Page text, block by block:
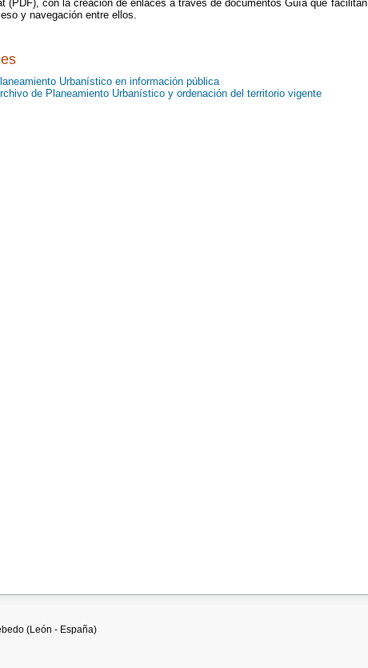
(PDF), con la creación de enlaces a través de documentos Guía que facilitan
y navegación entre ellos.
Urbanístico en información pública
de Planeamiento Urbanístico y ordenación del territorio vigente
(León - España)